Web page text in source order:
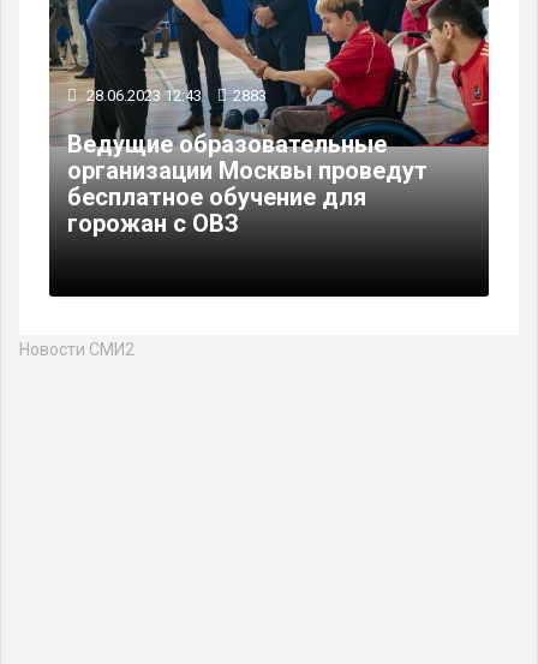
28.06.2023 12:43 2883
Ведущие образовательные
организации Москвы проведут
бесплатное обучение для
горожан с ОВЗ
Новости СМИ2